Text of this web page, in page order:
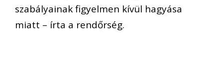
szabályainak figyelmen kívül hagyása
miatt – írta a rendőrség.